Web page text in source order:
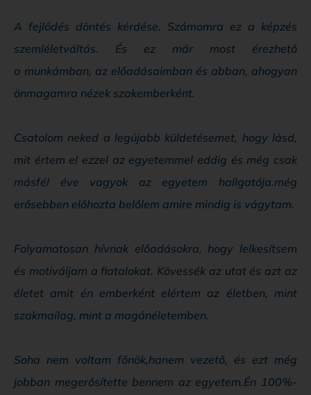
A fejlődés döntés kérdése. Számomra ez a képzés
szemléletváltás. És ez már most érezhető
a munkámban, az előadásaimban és abban, ahogyan
önmagamra nézek szakemberként.
Csatolom neked a legújabb küldetésemet, hogy lásd,
mit értem el ezzel az egyetemmel eddig és még csak
másfél éve vagyok az egyetem hallgatója.még
erősebben előhozta belőlem amire mindig is vágytam.
Folyamatosan hívnak előadásokra, hogy lelkesítsem
és motiváljam a fiatalokat. Kövessék az utat és azt az
életet amit én emberként elértem az életben, mint
szakmailag, mint a magánéletemben.
Soha nem voltam főnök,hanem vezető, és ezt még
jobban megerősítette bennem az egyetem.Én 100%-